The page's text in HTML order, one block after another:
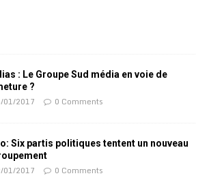
: Le Groupe Sud média en voie de
?
01/2017 0 Comments
Six partis politiques tentent un nouveau
01/2017 0 Comments